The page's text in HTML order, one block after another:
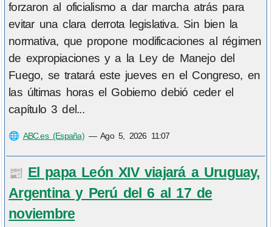
forzaron al oficialismo a dar marcha atrás para
evitar una clara derrota legislativa. Sin bien la
normativa, que propone modificaciones al régimen
de expropiaciones y a la Ley de Manejo del
Fuego, se tratará este jueves en el Congreso, en
las últimas horas el Gobierno debió ceder el
capítulo 3 del...
🌐 ABC.es (España)—Ago 5, 2026 11:07
📰 El papa León XIV viajará a Uruguay,
Argentina y Perú del 6 al 17 de
noviembre